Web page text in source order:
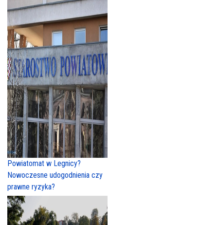
Powiatomat w Legnicy?
Nowoczesne udogodnienia czy
prawne ryzyka?